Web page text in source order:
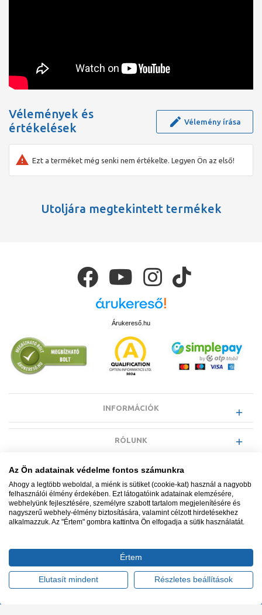
Vélemények és
értékelések
Vélemény írása
Ezt a terméket még senki nem értékelte. Legyen Ön az első!
Utoljára megtekintett termékek
Árukereső.hu
INFORMÁCIÓK
RÓLUNK
EGYÉB INFORMÁCIÓK
VÁSÁRLÓI INFORMÁCIÓK
Minden jog fenntartva. © Adatkezelés nyilvántartási száma NAIH-
Ügyfélszolgálat: +36 1 700 3500
Az Ön adatainak védelme fontos számunkra
Ahogy a legtöbb weboldal, a miénk is sütiket (cookie-kat) használ a nagyobb
felhasználói élmény érdekében. Ezt látogatóink adatainak elemzésére,
webhelyünk fejlesztésére, személyre szabott tartalom megjelenítésére és
nagyszerű webhely-élmény biztosítására, valamint célzott hirdetésekhez
alkalmazzuk. Az "Értem" gombra kattintva Ön elfogadja a sütik használatát.
Értem
Elutasít mindent Részletes beállítások